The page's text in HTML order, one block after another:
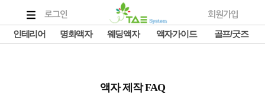
로그인 회원가입
인테리어 명화액자 웨딩액자 액자가이드 골프/굿즈
액자 제작 FAQ